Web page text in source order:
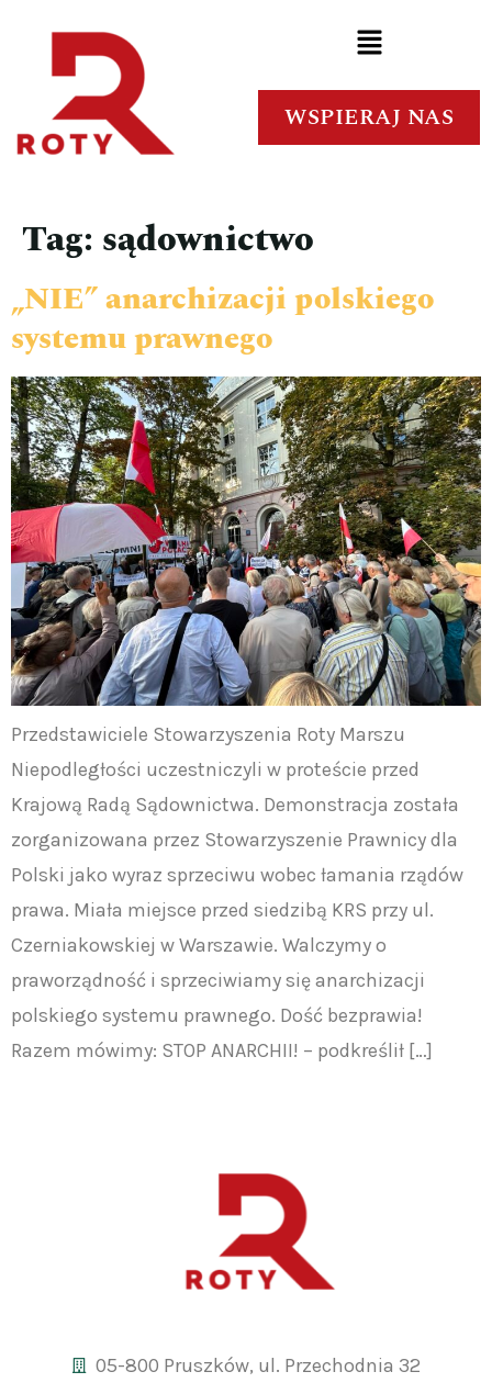
WSPIERAJ NAS
Tag: sądownictwo
„NIE” anarchizacji polskiego
systemu prawnego
Przedstawiciele Stowarzyszenia Roty Marszu
Niepodległości uczestniczyli w proteście przed
Krajową Radą Sądownictwa. Demonstracja została
zorganizowana przez Stowarzyszenie Prawnicy dla
Polski jako wyraz sprzeciwu wobec łamania rządów
prawa. Miała miejsce przed siedzibą KRS przy ul.
Czerniakowskiej w Warszawie. Walczymy o
praworządność i sprzeciwiamy się anarchizacji
polskiego systemu prawnego. Dość bezprawia!
Razem mówimy: STOP ANARCHII! – podkreślił […]
05-800 Pruszków, ul. Przechodnia 32